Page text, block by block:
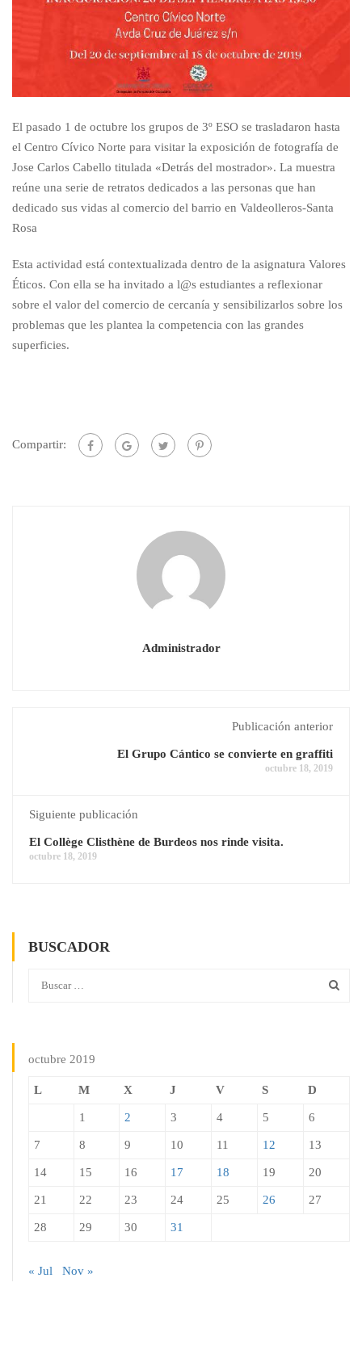
El pasado 1 de octubre los grupos de 3º ESO se trasladaron hasta
el Centro Cívico Norte para visitar la exposición de fotografía de
Jose Carlos Cabello titulada «Detrás del mostrador». La muestra
reúne una serie de retratos dedicados a las personas que han
dedicado sus vidas al comercio del barrio en Valdeolleros-Santa
Rosa
Esta actividad está contextualizada dentro de la asignatura Valores
Éticos. Con ella se ha invitado a l@s estudiantes a reflexionar
sobre el valor del comercio de cercanía y sensibilizarlos sobre los
problemas que les plantea la competencia con las grandes
superficies.
Compartir:
Administrador
Publicación anterior
El Grupo Cántico se convierte en graffiti
octubre 18, 2019
Siguiente publicación
El Collège Clisthène de Burdeos nos rinde visita.
octubre 18, 2019
BUSCADOR
octubre 2019
L M X J V S D
1 2 3 4 5 6
7 8 9 10 11 12 13
14 15 16 17 18 19 20
21 22 23 24 25 26 27
28 29 30 31
« Jul Nov »